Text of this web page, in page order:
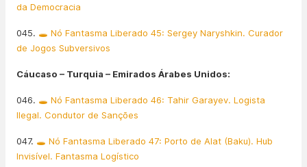
da Democracia
045. 🕳️ Nó Fantasma Liberado 45: Sergey Naryshkin. Curador
de Jogos Subversivos
Cáucaso – Turquia – Emirados Árabes Unidos:
046. 🕳️ Nó Fantasma Liberado 46: Tahir Garayev. Logista
Ilegal. Condutor de Sanções
047. 🕳️ Nó Fantasma Liberado 47: Porto de Alat (Baku). Hub
Invisível. Fantasma Logístico